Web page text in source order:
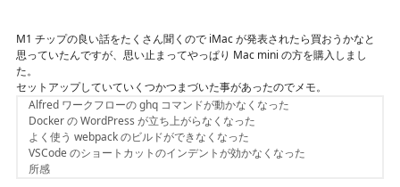
M1 チップの良い話をたくさん聞くので iMac が発表されたら買おうかなと
思っていたんですが、思い止まってやっぱり Mac mini の方を購入しまし
た。
セットアップしていていくつかつまづいた事があったのでメモ。
Alfred ワークフローの ghq コマンドが動かなくなった
Docker の WordPress が立ち上がらなくなった
よく使う webpack のビルドができなくなった
VSCode のショートカットのインデントが効かなくなった
所感